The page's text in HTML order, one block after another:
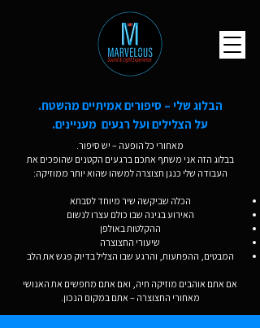
הבלוג שלי – סיפורים אמיתיים מהשטח.
על הצלילים ועל רגעים מעניינים.
מאחורי כל הופעה – יש סיפור.
בבלוג הזה אני משתף אתכם ברגעים הקטנים שהופכים את
העבודה שלי כנגן חצוצרה למשהו שהוא יותר ממוזיקה:
הכלה שביקשה שיר מיוחד לסבתא
האירוע בגינה שבו כולם עצרו לנשום
ההקלטות באולפן
שיעורי החצוצרה
המבטים, ההפתעות, והרגע שבו הצליל בדיוק פגש את הלב
אם אתם אוהבים מוזיקה חיה, ואם אתם מחפשים את האנושי
מאחורי החצוצרה – אתם במקום הנכון.